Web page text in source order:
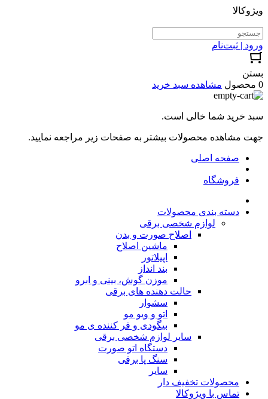
ویژوکالا
ورود | ثبت‌نام
بستن
0 محصول
مشاهده سبد خرید
سبد خرید شما خالی است.
جهت مشاهده محصولات بیشتر به صفحات زیر مراجعه نمایید.
صفحه اصلی
فروشگاه
دسته بندی محصولات
لوازم شخصی برقی
اصلاح صورت و بدن
ماشین اصلاح
اپیلاتور
بند انداز
موزن گوش، بینی و ابرو
حالت دهنده های برقی
سشوار
اتو و ویو مو
بیگودی و فر کننده ی مو
سایر لوازم شخصی برقی
دستگاه اتو صورت
سنگ پا برقی
سایر
محصولات تخفیف دار
تماس با ویژوکالا